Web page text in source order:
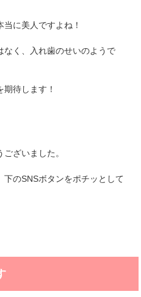
に美人ですよね！
なく、入れ歯のせいのようで
待します！
ざいました。
のSNSボタンをポチッとして